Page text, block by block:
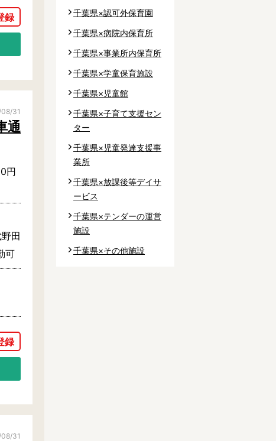
31
通
円
田
可
31
千葉県×認可外保育園
千葉県×病院内保育所
千葉県×事業所内保育所
千葉県×学童保育施設
千葉県×児童館
千葉県×子育て支援セン
ター
千葉県×児童発達支援事
業所
千葉県×放課後等デイサ
ービス
千葉県×テンダーの運営
施設
千葉県×その他施設
市
戸市
郡